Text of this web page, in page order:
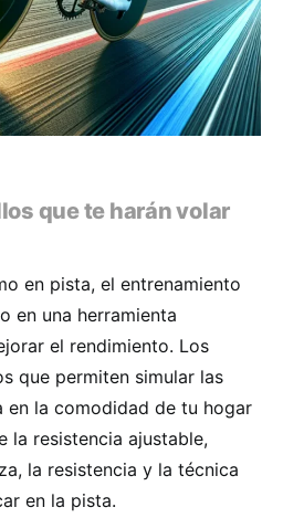
que te harán volar
en pista, el entrenamiento
en una herramienta
el rendimiento. Los
que permiten simular las
en la comodidad de tu hogar
la resistencia ajustable,
la resistencia y la técnica
en la pista.